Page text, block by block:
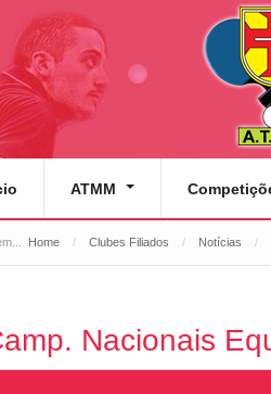
ATMM
Home / Clubes Filiados / Notícias /
Nacionais